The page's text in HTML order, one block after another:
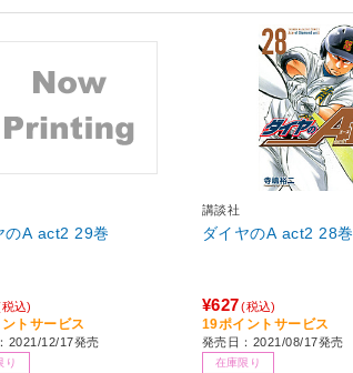
ダイヤのA act2 29巻
込)
トサービス
2021/12/17発売
り
講談社
ダイヤのA act2 28巻
¥627 (税込)
19ポイントサービス
発売日：2021/08/17発売
在庫限り